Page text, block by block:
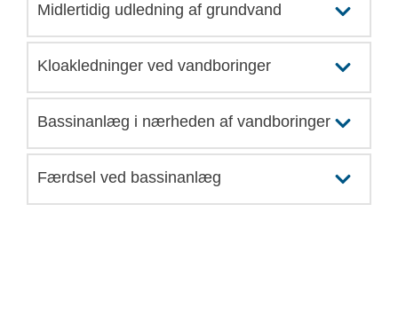
Midlertidig udledning af grundvand
Kloakledninger ved vandboringer
Bassinanlæg i nærheden af vandboringer
Færdsel ved bassinanlæg